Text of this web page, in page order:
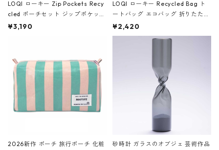
LOQI ローキー Zip Pockets Recy
cled ポーチセット ジップポケット
ファスナーポーチ 撥水加工 トラベ
ーガンディー、オフホワイト
¥3,190
LOQI ローキー Recycled Bag ト
ートバッグ エコバッグ 折りたたみ
大きめ 撥水加工 収納ポーチ CRO
CODILE/Black クロコダイル/ブラ
¥2,420
2026新作 ポーチ 旅行ポーチ 化粧
砂時計 ガラスのオブジェ 芸術作品